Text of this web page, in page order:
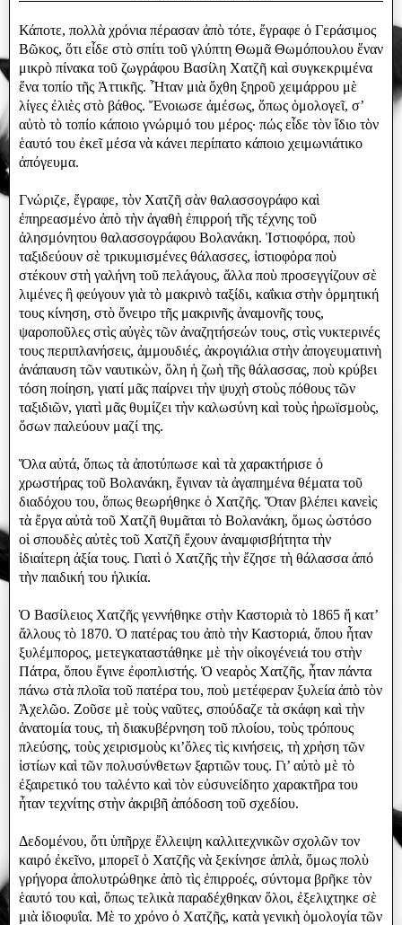
Κάποτε, πολλὰ χρόνια πέρασαν ἀπὸ τότε, ἔγραφε ὁ Γεράσιμος
Βῶκος, ὅτι εἶδε στὸ σπίτι τοῦ γλύπτη Θωμᾶ Θωμόπουλου ἕναν
μικρὸ πίνακα τοῦ ζωγράφου Βασίλη Χατζῆ καὶ συγκεκριμένα
ἕνα τοπίο τῆς Ἀττικῆς. Ἦταν μιὰ ὄχθη ξηροῦ χειμάρρου μὲ
λίγες ἐλιὲς στὸ βάθος. Ἔνοιωσε ἀμέσως, ὅπως ὁμολογεῖ, σ’
αὐτὸ τὸ τοπίο κάποιο γνώριμό του μέρος· πώς εἶδε τὸν ἴδιο τὸν
ἑαυτό του ἐκεῖ μέσα νὰ κάνει περίπατο κάποιο χειμωνιάτικο
ἀπόγευμα.
Γνώριζε, ἔγραφε, τὸν Χατζῆ σὰν θαλασσογράφο καὶ
ἐπηρεασμένο ἀπὸ τὴν ἀγαθὴ ἐπιρροή τῆς τέχνης τοῦ
ἀλησμόνητου θαλασσογράφου Βολανάκη. Ἰστιοφόρα, ποὺ
ταξιδεύουν σὲ τρικυμισμένες θάλασσες, ἰστιοφὀρα ποὺ
στέκουν στὴ γαλήνη τοῦ πελάγους, ἄλλα ποὺ προσεγγίζουν σὲ
λιμένες ἢ φεύγουν γιὰ τὸ μακρινὸ ταξίδι, καΐκια στὴν ὁρμητική
τους κίνηση, στὸ ὄνειρο τῆς μακρινῆς ἀναμονῆς τους,
ψαροποῦλες στὶς αὐγὲς τῶν ἀναζητήσεών τους, στὶς νυκτερινές
τους περιπλανήσεις, ἀμμουδιές, ἀκρογιάλια στὴν ἀπογευματινὴ
ἀνάπαυση τῶν ναυτικὼν, ὅλη ἡ ζωὴ τῆς θάλασσας, ποὺ κρύβει
τόση ποίηση, γιατί μᾶς παίρνει τὴν ψυχὴ στοὺς πόθους τῶν
ταξιδιῶν, γιατὶ μᾶς θυμίζει τὴν καλωσύνη καὶ τοὺς ἡρωϊσμοὺς,
ὅσων παλεύουν μαζί της.
Ὅλα αὐτά, ὅπως τὰ ἀποτύπωσε καὶ τὰ χαρακτήρισε ὁ
χρωστήρας τοῦ Βολανάκη, ἔγιναν τὰ ἀγαπημένα θέματα τοῦ
διαδόχου του, ὅπως θεωρήθηκε ὁ Χατζῆς. Ὅταν βλέπει κανεὶς
τὰ ἔργα αὐτὰ τοῦ Χατζῆ θυμᾶται τὸ Βολανάκη, ὅμως ὡστόσο
οἱ σπουδὲς αὐτὲς τοῦ Χατζῆ ἔχουν ἀναμφισβήτητα τὴν
ἰδιαίτερη ἀξία τους. Γιατὶ ὁ Χατζῆς τὴν ἔζησε τὴ θάλασσα ἀπό
τὴν παιδική του ἡλικία.
Ὁ Βασίλειος Χατζῆς γεννήθηκε στὴν Καστοριὰ τὸ 1865 ἤ κατ’
ἄλλους τὸ 1870. Ὁ πατέρας του ἀπὸ τὴν Καστοριά, ὅπου ἦταν
ξυλέμπορος, μετεγκαταστάθηκε μὲ τὴν οἰκογένειά του στὴν
Πάτρα, ὅπου ἔγινε ἐφοπλιστής. Ὁ νεαρὸς Χατζῆς, ἦταν πάντα
πάνω στὰ πλοῖα τοῦ πατέρα του, ποὺ μετέφεραν ξυλεία ἀπὸ τὸν
Ἀχελῶο. Zοῦσε μὲ τοὺς ναῦτες, σπούδαζε τὰ σκάφη καὶ τὴν
ἀνατομία τους, τὴ διακυβέρνηση τοῦ πλοίου, τοὺς τρόπους
πλεύσης, τοὺς χειρισμοὺς κι’ὅλες τὶς κινήσεις, τὴ χρἠση τῶν
ἰστίων καὶ τῶν πολυσύνθετων ξαρτιῶν τους. Γι’ αὐτὸ μὲ τὸ
ἐξαιρετικό του ταλέντο καὶ τὸν εὐσυνείδητο χαρακτῆρα του
ἦταν τεχνίτης στὴν ἀκριβῆ ἀπόδοση τοῦ σχεδίου.
Δεδομένου, ὄτι ὑπῆρχε ἔλλειψη καλλιτεχνικῶν σχολῶν τον
καιρό ἐκεῖνο, μπορεῖ ὁ Χατζῆς νὰ ξεκίνησε ἁπλὰ, ὅμως πολὺ
γρήγορα ἀπολυτρώθηκε ἀπὸ τὶς ἐπιρροές, σύντομα βρῆκε τὸν
ἑαυτό του καὶ, ὅπως τελικὰ παραδέχθηκαν ὅλοι, ἐξελιχτηκε σὲ
μιὰ ἰδιοφυΐα. Μὲ το χρόνο ὁ Χατζῆς, κατὰ γενικὴ ὁμολογία τῶν